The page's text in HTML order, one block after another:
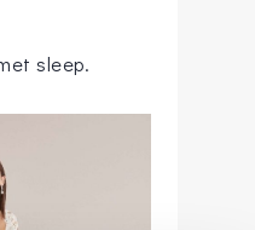
sleep.